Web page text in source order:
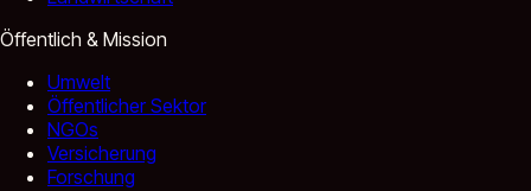
Öffentlich & Mission
Umwelt
Öffentlicher Sektor
NGOs
Versicherung
Forschung